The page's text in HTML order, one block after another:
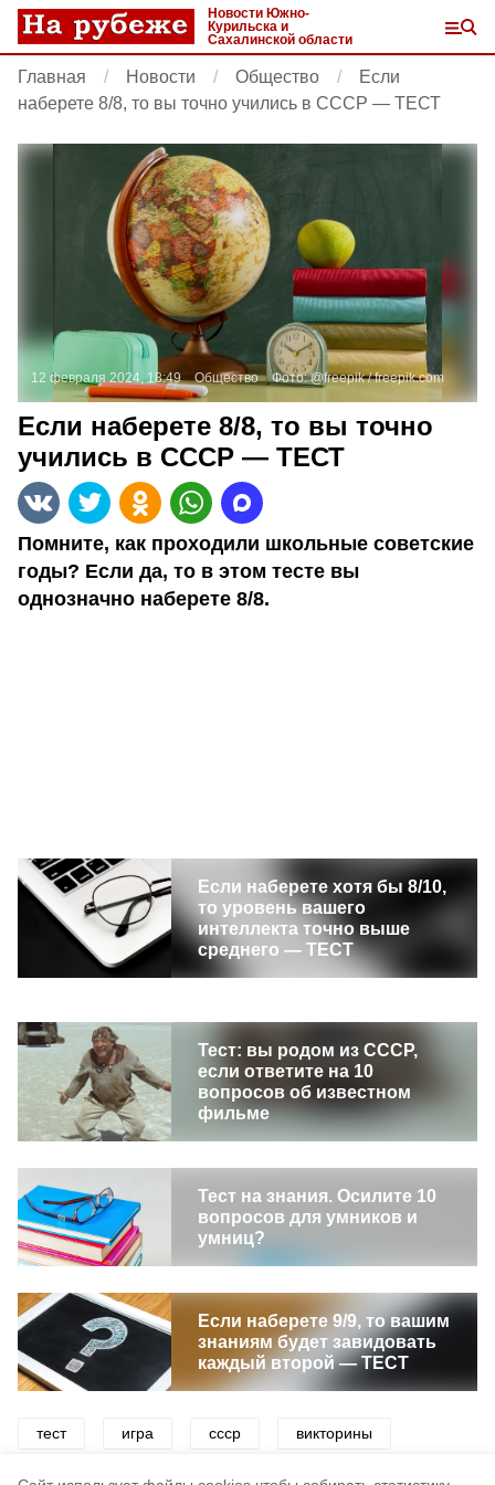
Новости Южно-
Курильска и
Сахалинской области
Главная Новости Общество
Если
наберете 8/8, то вы точно учились в СССР — ТЕСТ
12 февраля 2024, 18:49 Общество Фото:@freepik /freepik.com
Если наберете 8/8, то вы точно
учились в СССР — ТЕСТ
Помните, как проходили школьные советские
годы? Если да, то в этом тесте вы
однозначно наберете 8/8.
Если наберете хотя бы 8/10,
то уровень вашего
интеллекта точно выше
среднего — ТЕСТ
Тест: вы родом из СССР,
если ответите на 10
вопросов об известном
фильме
Тест на знания. Осилите 10
вопросов для умников и
умниц?
Если наберете 9/9, то вашим
знаниям будет завидовать
каждый второй — ТЕСТ
тест игра ссср викторины